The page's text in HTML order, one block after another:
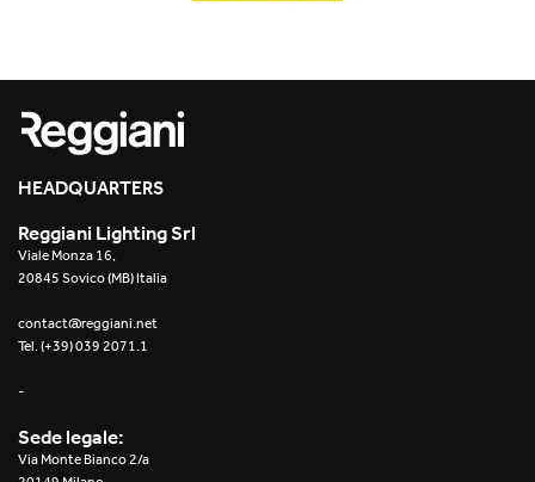
Yori Surface Base
Yori Surface/Pendant
Envios IP66
Incline Dark Performance
Mosaico Easy-IOS
Retail
Showrooms
HEADQUARTERS
Reggiani Lighting Srl
Viale Monza 16,
20845 Sovico (MB) Italia
contact@reggiani.net
Tel. (+39) 039 2071.1
-
Sede legale:
Via Monte Bianco 2/a